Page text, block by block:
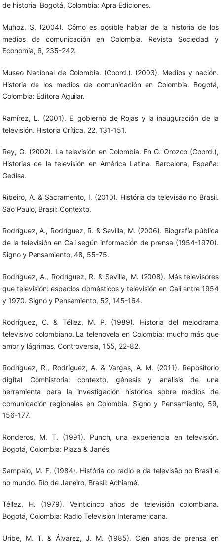
de historia. Bogotá, Colombia: Apra Ediciones.
Muñoz, S. (2004). Cómo es posible hablar de la historia de los
medios de comunicación en Colombia. Revista Sociedad y
Economía, 6, 235-242.
Museo Nacional de Colombia. (Coord.). (2003). Medios y nación.
Historia de los medios de comunicación en Colombia. Bogotá,
Colombia: Editora Aguilar.
Ramírez, L. (2001). El gobierno de Rojas y la inauguración de la
televisión. Historia Crítica, 22, 131-151.
Rey, G. (2002). La televisión en Colombia. En G. Orozco (Coord.),
Historias de la televisión en América Latina. Barcelona, España:
Gedisa.
Ribeiro, A. & Sacramento, I. (2010). História da televisão no Brasil.
São Paulo, Brasil: Contexto.
Rodríguez, A., Rodríguez, R. & Sevilla, M. (2006). Biografía pública
de la televisión en Cali según información de prensa (1954-1970).
Signo y Pensamiento, 48, 55-75.
Rodríguez, A., Rodríguez, R. & Sevilla, M. (2008). Más televisores
que televisión: espacios domésticos y televisión en Cali entre 1954
y 1970. Signo y Pensamiento, 52, 145-164.
Rodríguez, C. & Téllez, M. P. (1989). Historia del melodrama
televisivo colombiano. La telenovela en Colombia: mucho más que
amor y lágrimas. Controversia, 155, 22-82.
Rodríguez, R., Rodríguez, A. & Vargas, A. M. (2011). Repositorio
digital Comhistoria: contexto, génesis y análisis de una
herramienta para la investigación histórica sobre medios de
comunicación regionales en Colombia. Signo y Pensamiento, 59,
156-177.
Ronderos, M. T. (1991). Punch, una experiencia en televisión.
Bogotá, Colombia: Plaza & Janés.
Sampaio, M. F. (1984). História do rádio e da televisão no Brasil e
no mundo. Río de Janeiro, Brasil: Achiamé.
Téllez, H. (1979). Veinticinco años de televisión colombiana.
Bogotá, Colombia: Radio Televisión Interamericana.
Uribe, M. T. & Álvarez, J. M. (1985). Cien años de prensa en